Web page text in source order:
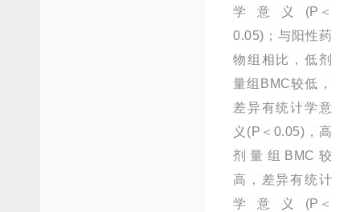
学意义(P＜
0.05)；与阳性药
物组相比，低剂
量组BMC较低，
差异有统计学意
义(P＜0.05)，高
剂量组BMC较
高，差异有统计
学意义(P＜